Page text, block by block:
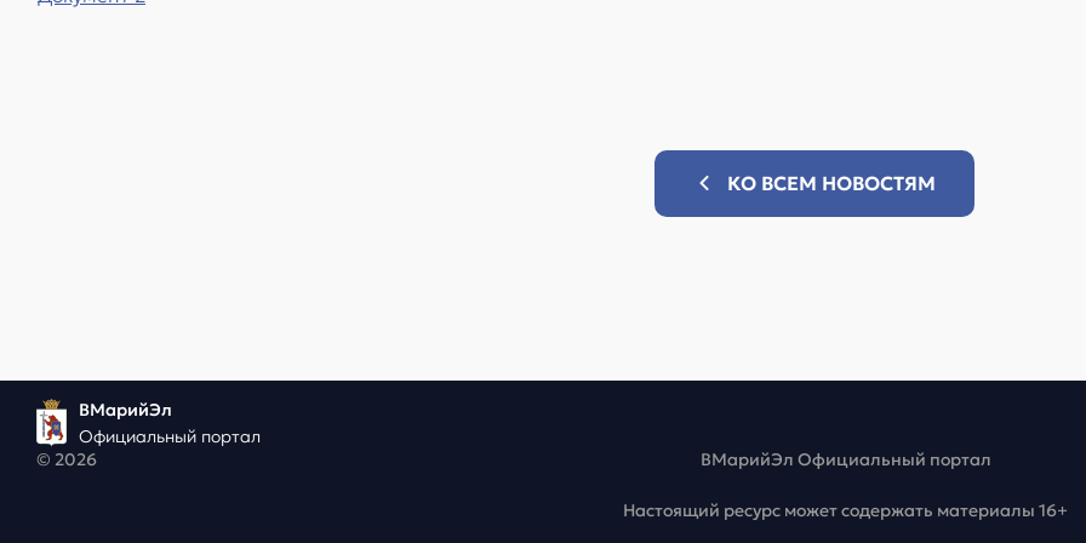
КО ВСЕМ НОВОСТЯМ
ВМарийЭл
Официальный портал
© 2026
ВМарийЭл Официальный портал
Настоящий ресурс может содержать материалы 16+